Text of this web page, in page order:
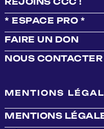
* ESPACE PRO *
FAIRE UN DON
NOUS CONTACTER
MENTIONS
MENTIONS